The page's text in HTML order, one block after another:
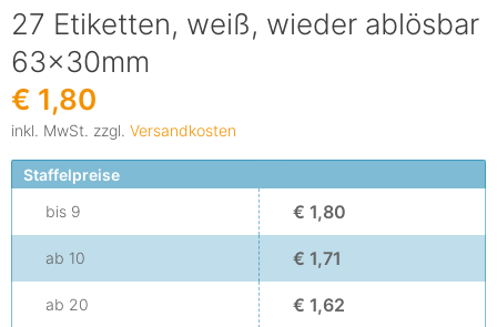
27 Etiketten, weiß, wieder ablösbar
63x30mm
€ 1,80
inkl. MwSt. zzgl. Versandkosten
Staffelpreise
bis 9 € 1,80
ab 10 € 1,71
ab 20 € 1,62